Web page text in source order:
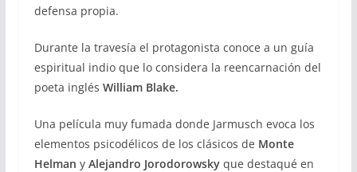
defensa propia.
Durante la travesía el protagonista conoce a un guía
espiritual indio que lo considera la reencarnación del
poeta inglés William Blake.
Una película muy fumada donde Jarmusch evoca los
elementos psicodélicos de los clásicos de Monte
Helman y Alejandro Jorodorowskyque destaqué en